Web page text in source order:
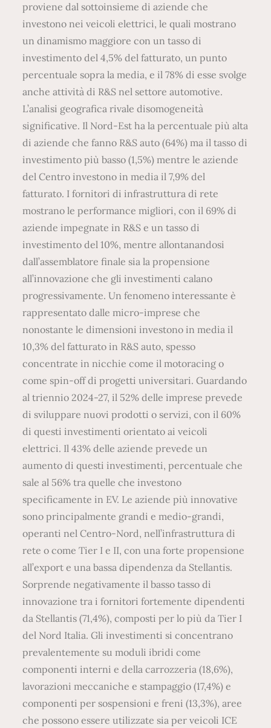
proviene dal sottoinsieme di aziende che
investono nei veicoli elettrici, le quali mostrano
un dinamismo maggiore con un tasso di
investimento del 4,5% del fatturato, un punto
percentuale sopra la media, e il 78% di esse svolge
anche attività di R&S nel settore automotive.
L’analisi geografica rivale disomogeneità
significative. Il Nord-Est ha la percentuale più alta
di aziende che fanno R&S auto (64%) ma il tasso di
investimento più basso (1,5%) mentre le aziende
del Centro investono in media il 7,9% del
fatturato. I fornitori di infrastruttura di rete
mostrano le performance migliori, con il 69% di
aziende impegnate in R&S e un tasso di
investimento del 10%, mentre allontanandosi
dall’assemblatore finale sia la propensione
all’innovazione che gli investimenti calano
progressivamente. Un fenomeno interessante è
rappresentato dalle micro-imprese che
nonostante le dimensioni investono in media il
10,3% del fatturato in R&S auto, spesso
concentrate in nicchie come il motoracing o
come spin-off di progetti universitari. Guardando
al triennio 2024-27, il 52% delle imprese prevede
di sviluppare nuovi prodotti o servizi, con il 60%
di questi investimenti orientato ai veicoli
elettrici. Il 43% delle aziende prevede un
aumento di questi investimenti, percentuale che
sale al 56% tra quelle che investono
specificamente in EV. Le aziende più innovative
sono principalmente grandi e medio-grandi,
operanti nel Centro-Nord, nell’infrastruttura di
rete o come Tier I e II, con una forte propensione
all’export e una bassa dipendenza da Stellantis.
Sorprende negativamente il basso tasso di
innovazione tra i fornitori fortemente dipendenti
da Stellantis (71,4%), composti per lo più da Tier I
del Nord Italia. Gli investimenti si concentrano
prevalentemente su moduli ibridi come
componenti interni e della carrozzeria (18,6%),
lavorazioni meccaniche e stampaggio (17,4%) e
componenti per sospensioni e freni (13,3%), aree
che possono essere utilizzate sia per veicoli ICE